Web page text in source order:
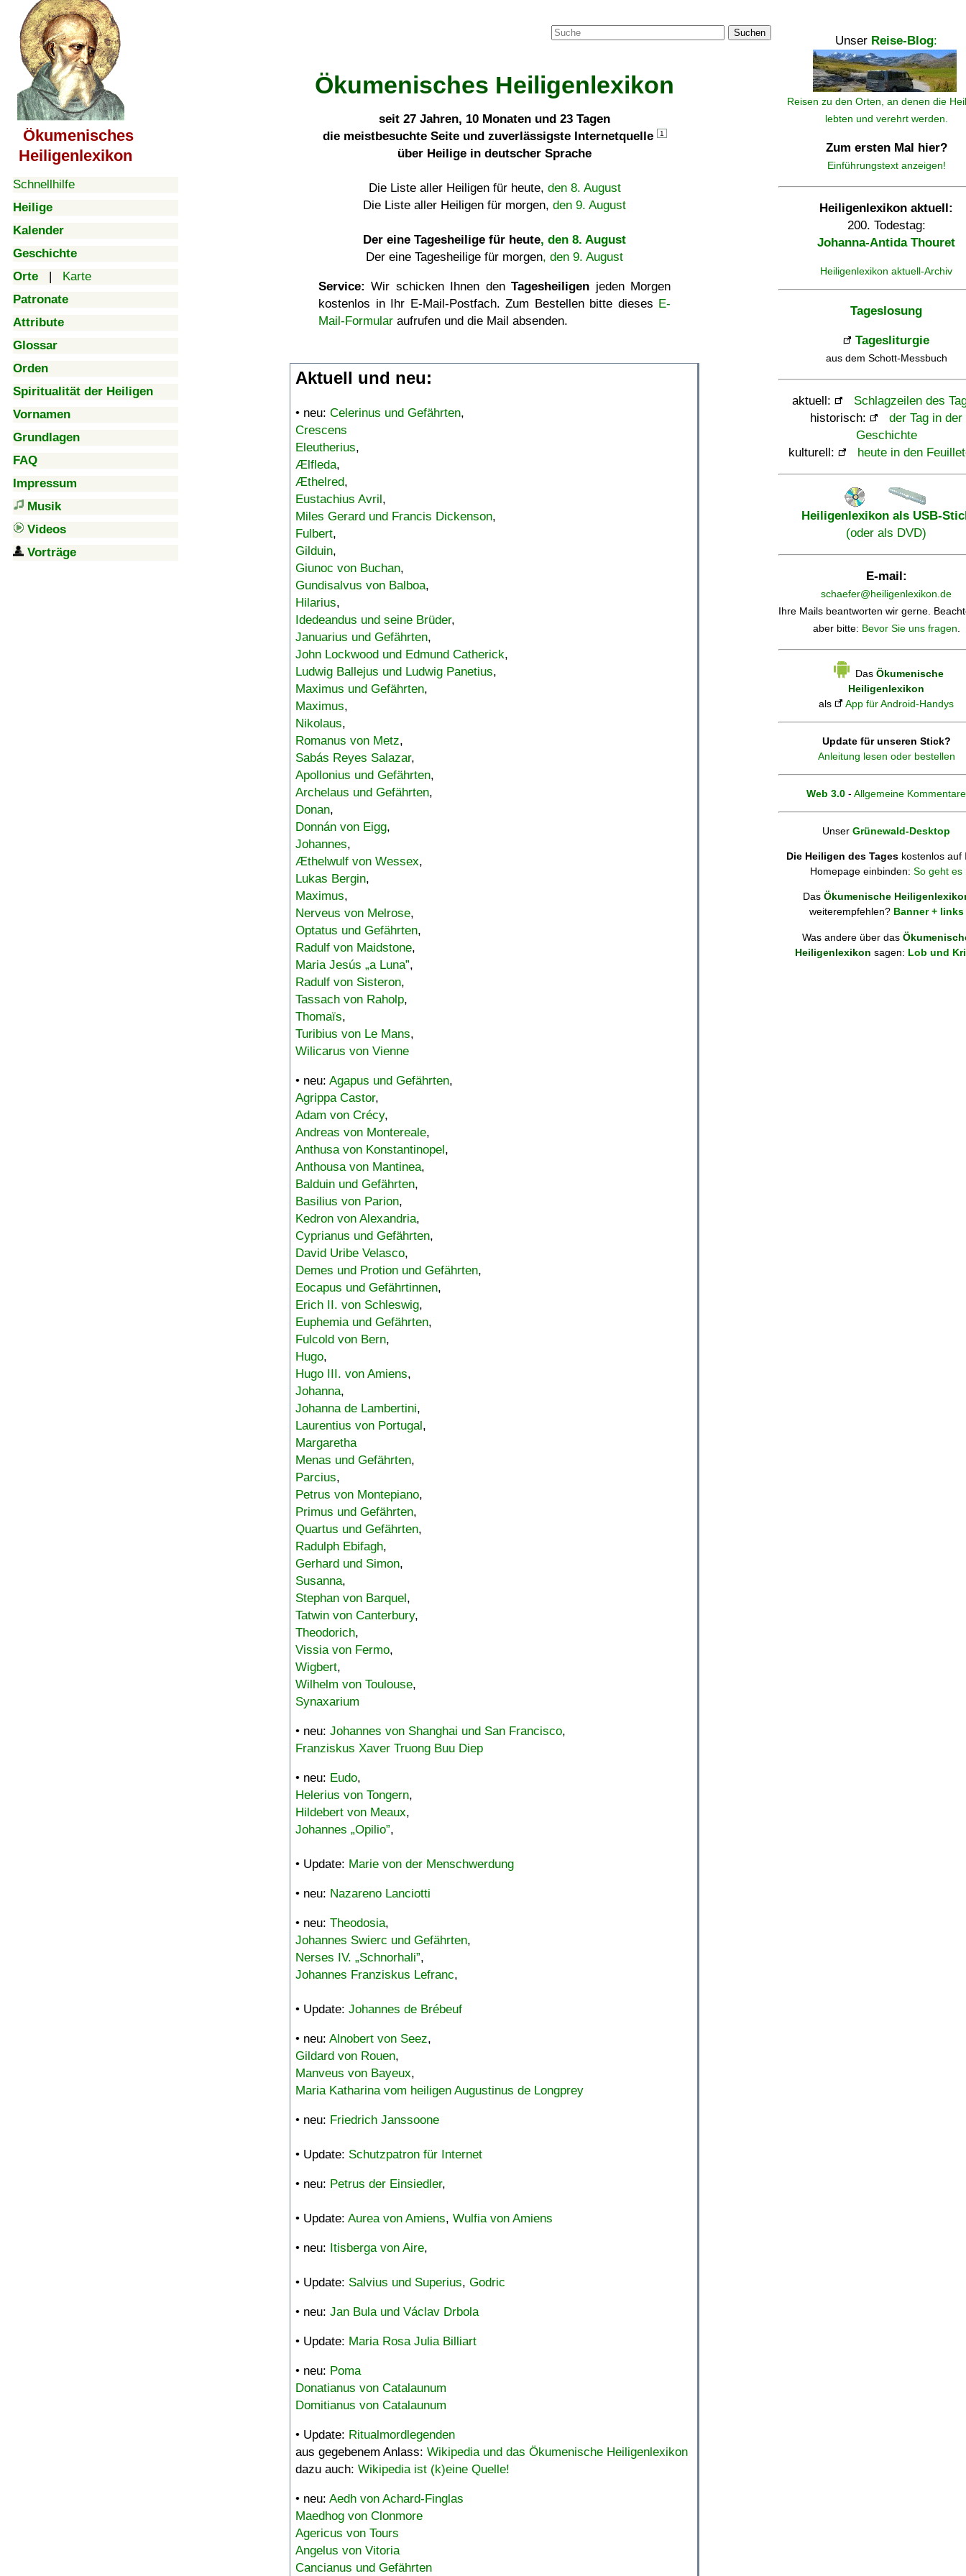
Ökumenisches
Heiligenlexikon
Schnellhilfe
Heilige
Kalender
Geschichte
Orte | Karte
Patronate
Attribute
Glossar
Orden
Spiritualität der Heiligen
Vornamen
Grundlagen
FAQ
Impressum
Musik
Videos
Vorträge
Suchen
Ökumenisches Heiligenlexikon
seit 27 Jahren, 10 Monaten und 23 Tagen
die meistbesuchte Seite und zuverlässigste Internetquelle
1
über Heilige in deutscher Sprache
Die Liste aller Heiligen für heute, den 8. August
Die Liste aller Heiligen für morgen, den 9. August
Der eine Tagesheilige für heute, den 8. August
Der eine Tagesheilige für morgen, den 9. August
Service: Wir schicken Ihnen denTagesheiligen jeden Morgen
kostenlos in Ihr E-Mail-Postfach. Zum Bestellen bitte dieses E-
Mail-Formular aufrufen und die Mail absenden.
Aktuell und neu:
• neu: Celerinus und Gefährten,
Crescens
Eleutherius,
Ælfleda,
Æthelred,
Eustachius Avril,
Miles Gerard und Francis Dickenson,
Fulbert,
Gilduin,
Giunoc von Buchan,
Gundisalvus von Balboa,
Hilarius,
Idedeandus und seine Brüder,
Januarius und Gefährten,
John Lockwood und Edmund Catherick,
Ludwig Ballejus und Ludwig Panetius,
Maximus und Gefährten,
Maximus,
Nikolaus,
Romanus von Metz,
Sabás Reyes Salazar,
Apollonius und Gefährten,
Archelaus und Gefährten,
Donan,
Donnán von Eigg,
Johannes,
Æthelwulf von Wessex,
Lukas Bergin,
Maximus,
Nerveus von Melrose,
Optatus und Gefährten,
Radulf von Maidstone,
Maria Jesús „a Luna”,
Radulf von Sisteron,
Tassach von Raholp,
Thomaïs,
Turibius von Le Mans,
Wilicarus von Vienne
• neu: Agapus und Gefährten,
Agrippa Castor,
Adam von Crécy,
Andreas von Montereale,
Anthusa von Konstantinopel,
Anthousa von Mantinea,
Balduin und Gefährten,
Basilius von Parion,
Kedron von Alexandria,
Cyprianus und Gefährten,
David Uribe Velasco,
Demes und Protion und Gefährten,
Eocapus und Gefährtinnen,
Erich II. von Schleswig,
Euphemia und Gefährten,
Fulcold von Bern,
Hugo,
Hugo III. von Amiens,
Johanna,
Johanna de Lambertini,
Laurentius von Portugal,
Margaretha
Menas und Gefährten,
Parcius,
Petrus von Montepiano,
Primus und Gefährten,
Quartus und Gefährten,
Radulph Ebifagh,
Gerhard und Simon,
Susanna,
Stephan von Barquel,
Tatwin von Canterbury,
Theodorich,
Vissia von Fermo,
Wigbert,
Wilhelm von Toulouse,
Synaxarium
• neu: Johannes von Shanghai und San Francisco,
Franziskus Xaver Truong Buu Diep
• neu: Eudo,
Helerius von Tongern,
Hildebert von Meaux,
Johannes „Opilio”,
• Update: Marie von der Menschwerdung
• neu: Nazareno Lanciotti
• neu: Theodosia,
Johannes Swierc und Gefährten,
Nerses IV. „Schnorhali”,
Johannes Franziskus Lefranc,
• Update: Johannes de Brébeuf
• neu: Alnobert von Seez,
Gildard von Rouen,
Manveus von Bayeux,
Maria Katharina vom heiligen Augustinus de Longprey
• neu: Friedrich Janssoone
• Update: Schutzpatron für Internet
• neu: Petrus der Einsiedler,
• Update: Aurea von Amiens, Wulfia von Amiens
• neu: Itisberga von Aire,
• Update: Salvius und Superius, Godric
• neu: Jan Bula und Václav Drbola
• Update: Maria Rosa Julia Billiart
• neu: Poma
Donatianus von Catalaunum
Domitianus von Catalaunum
• Update: Ritualmordlegenden
aus gegebenem Anlass: Wikipedia und das Ökumenische Heiligenlexikon
dazu auch: Wikipedia ist (k)eine Quelle!
• neu: Aedh von Achard-Finglas
Maedhog von Clonmore
Agericus von Tours
Angelus von Vitoria
Cancianus und Gefährten
Unser Reise-Blog:
Reisen zu den Orten, an denen die
lebten und verehrt werden.
Zum ersten Mal hier?
Einführungstext anzeigen!
Heiligenlexikon aktuell:
200. Todestag:
Johanna-Antida Thouret
Heiligenlexikon aktuell-Archiv
Tageslosung
Tagesliturgie
aus dem Schott-Messbuch
aktuell:
Schlagzeilen des
historisch:
der Tag in der
Geschichte
kulturell:
heute in den
Heiligenlexikon als USB-
(oder als DVD)
E-mail:
schaefer@heiligenlexikon.de
Ihre Mails beantworten wir gerne.
aber bitte: Bevor Sie uns fragen.
Das Ökumenische
Heiligenlexikon
als
App für Android-Handys
Update für unseren Stick?
Anleitung lesen oder bestellen
Web 3.0 - Allgemeine Kommentare
Unser Grünewald-Desktop
Die Heiligen des Tages kostenlos auf
Homepage einbinden: So geht es
Das Ökumenische
weiterempfehlen? Banner + links
Was andere über das
Heiligenlexikon sagen: Lob und